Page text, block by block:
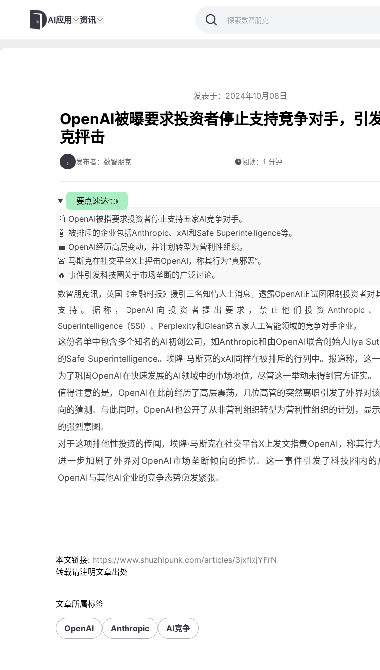
AI应用 资讯
发表于：2024年10月08日
OpenAI被曝要求投资者停止支持竞争对手，引
克抨击
发布者：数智朋克 阅读：1 分钟
要点速达👈
📰 OpenAI被指要求投资者停止支持五家AI竞争对手。
🤖 被排斥的企业包括Anthropic、xAI和Safe Superintelligence等。
💼 OpenAI经历高层变动，并计划转型为营利性组织。
🚨 马斯克在社交平台X上抨击OpenAI，称其行为“真邪恶”。
🔥 事件引发科技圈关于市场垄断的广泛讨论。
数智朋克讯，英国《金融时报》援引三名知情人士消息，透露OpenAI正试图限制投资者对
支持。据称，OpenAI向投资者提出要求，禁止他们投资Anthropic、
Superintelligence（SSI）、Perplexity和Glean这五家人工智能领域的竞争对手企业。
这份名单中包含多个知名的AI初创公司，如Anthropic和由OpenAI联合创始人Ilya
的Safe Superintelligence。埃隆·马斯克的xAI同样在被排斥的行列中。报道称，这
为了巩固OpenAI在快速发展的AI领域中的市场地位，尽管这一举动未得到官方证实。
值得注意的是，OpenAI在此前经历了高层震荡，几位高管的突然离职引发了外界对
向的猜测。与此同时，OpenAI也公开了从非营利组织转型为营利性组织的计划，显
的强烈意图。
对于这项排他性投资的传闻，埃隆·马斯克在社交平台X上发文指责OpenAI，称其行为
进一步加剧了外界对OpenAI市场垄断倾向的担忧。这一事件引发了科技圈内的
OpenAI与其他AI企业的竞争态势愈发紧张。
本文链接: https://www.shuzhipunk.com/articles/3jxfixjYFrN
转载请注明文章出处
文章所属标签
OpenAI Anthropic AI竞争